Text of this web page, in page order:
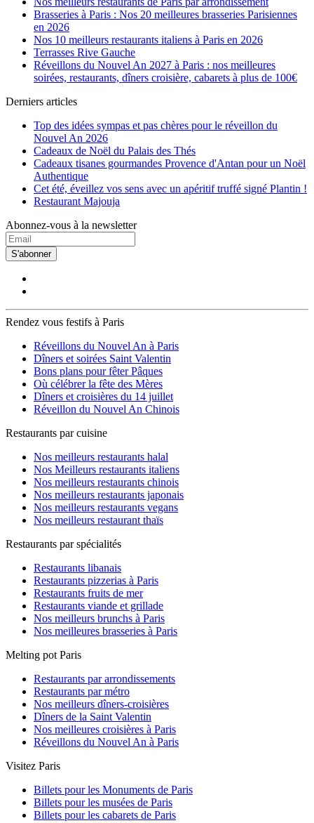
Brasseries à Paris : Nos 20 meilleures brasseries Parisiennes
en 2026
Nos 10 meilleurs restaurants italiens à Paris en 2026
Terrasses Rive Gauche
Réveillons du Nouvel An 2027 à Paris : nos meilleures
soirées, restaurants, dîners croisière, cabarets à plus de 100€
Derniers articles
Top des idées sympas et pas chères pour le réveillon du
Nouvel An 2026
Cadeaux de Noël du Palais des Thés
Cadeaux tisanes gourmandes Provence d'Antan pour un Noël
Authentique
Cet été, éveillez vos sens avec un apéritif truffé signé Plantin !
Restaurant Majouja
Abonnez-vous à la newsletter
S'abonner
Rendez vous festifs à Paris
Réveillons du Nouvel An à Paris
Dîners et soirées Saint Valentin
Bons plans pour fêter Pâques
Où célébrer la fête des Mères
Dîners et croisières du 14 juillet
Réveillon du Nouvel An Chinois
Restaurants par cuisine
Nos meilleurs restaurants halal
Nos Meilleurs restaurants italiens
Nos meilleurs restaurants chinois
Nos meilleurs restaurants japonais
Nos meilleurs restaurants vegans
Nos meilleurs restaurant thaïs
Restaurants par spécialités
Restaurants libanais
Restaurants pizzerias à Paris
Restaurants fruits de mer
Restaurants viande et grillade
Nos meilleurs brunchs à Paris
Nos meilleures brasseries à Paris
Melting pot Paris
Restaurants par arrondissements
Restaurants par métro
Nos meilleurs dîners-croisières
Dîners de la Saint Valentin
Nos meilleures croisières à Paris
Réveillons du Nouvel An à Paris
Visitez Paris
Billets pour les Monuments de Paris
Billets pour les musées de Paris
Billets pour les cabarets de Paris